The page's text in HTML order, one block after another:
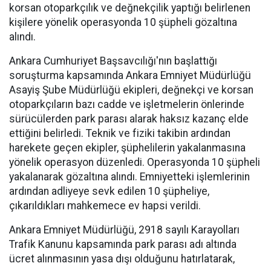
korsan otoparkçılık ve değnekçilik yaptığı belirlenen
kişilere yönelik operasyonda 10 şüpheli gözaltına
alındı.
Ankara Cumhuriyet Başsavcılığı'nın başlattığı
soruşturma kapsamında Ankara Emniyet Müdürlüğü
Asayiş Şube Müdürlüğü ekipleri, değnekçi ve korsan
otoparkçıların bazı cadde ve işletmelerin önlerinde
sürücülerden park parası alarak haksız kazanç elde
ettiğini belirledi. Teknik ve fiziki takibin ardından
harekete geçen ekipler, şüphelilerin yakalanmasına
yönelik operasyon düzenledi. Operasyonda 10 şüpheli
yakalanarak gözaltına alındı. Emniyetteki işlemlerinin
ardından adliyeye sevk edilen 10 şüpheliye,
çıkarıldıkları mahkemece ev hapsi verildi.
Ankara Emniyet Müdürlüğü, 2918 sayılı Karayolları
Trafik Kanunu kapsamında park parası adı altında
ücret alınmasının yasa dışı olduğunu hatırlatarak,